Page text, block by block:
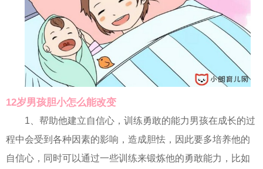
12岁男孩胆小怎么能改变
1、帮助他建立自信心，训练勇敢的能力男孩在成长的过
程中会受到各种因素的影响，造成胆怯，因此要多培养他的
自信心，同时可以通过一些训练来锻炼他的勇敢能力，比如